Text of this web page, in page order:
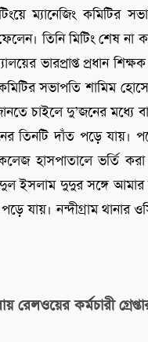
ম্যানেজিং
তিনি মিটিং শেষ না
ভারপ্রাপ্ত প্রধান
সভাপতি শামিম
চাইলে দু’জনের মধ্যে
তিনটি দাঁত পড়ে যায়।
হাসপাতালে ভর্তি
ইসলাম দুদুর সঙ্গে
যায়। নন্দীগ্রাম
রেলওয়ের কর্মচারী